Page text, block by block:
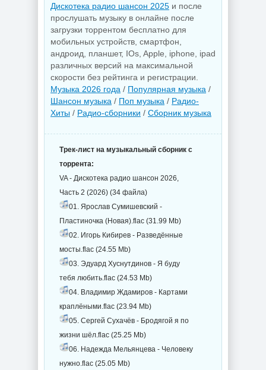
Дискотека радио шансон 2025 и после
прослушать музыку в онлайне после
загрузки торрентом бесплатно для
мобильных устройств, смартфон,
андроид, планшет, IOs, Apple, iphone, ipad
различных версий на максимальной
скорости без рейтинга и регистрации.
Музыка 2026 года / Популярная музыка /
Шансон музыка / Поп музыка / Радио-
Хиты / Радио-сборники / Сборник музыка
Трек-лист на музыкальный сборник с
торрента:
VA - Дискотека радио шансон 2026,
Часть 2 (2026) (34 файла)
01. Ярослав Сумишевский -
Пластиночка (Новая).flac (31.99 Mb)
02. Игорь Кибирев - Разведённые
мосты.flac (24.55 Mb)
03. Эдуард Хуснутдинов - Я буду
тебя любить.flac (24.53 Mb)
04. Владимир Ждамиров - Картами
краплёными.flac (23.94 Mb)
05. Сергей Сухачёв - Бродягой я по
жизни шёл.flac (25.25 Mb)
06. Надежда Мельянцева - Человеку
нужно.flac (25.05 Mb)